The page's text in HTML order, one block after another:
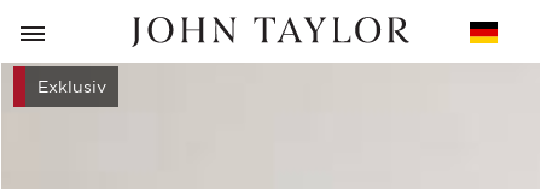
ZURÜCK
Exklusiv